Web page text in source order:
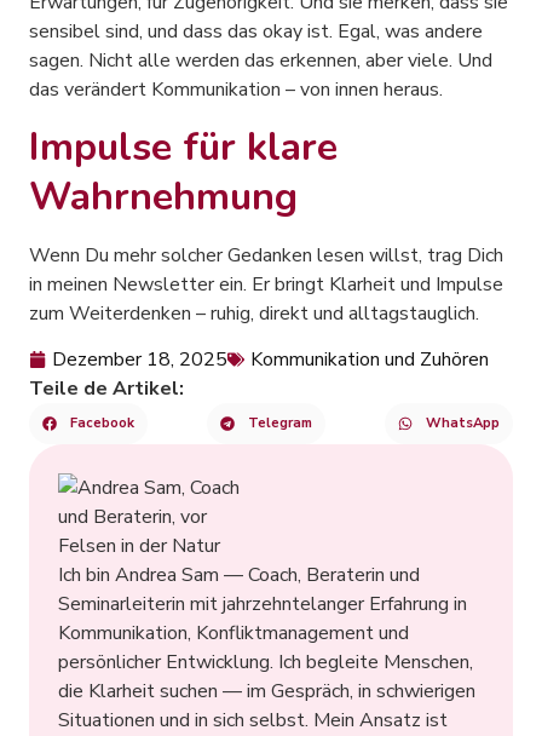
sensibel sind, und dass das okay ist. Egal, was andere
sagen. Nicht alle werden das erkennen, aber viele. Und
das verändert Kommunikation – von innen heraus.
Impulse für klare
Wahrnehmung
Wenn Du mehr solcher Gedanken lesen willst, trag Dich
in meinen Newsletter ein. Er bringt Klarheit und Impulse
zum Weiterdenken – ruhig, direkt und alltagstauglich.
Dezember 18, 2025
Kommunikation und Zuhören
Teile de Artikel:
Facebook Telegram WhatsApp
Ich bin Andrea Sam — Coach, Beraterin und
Seminarleiterin mit jahrzehntelanger Erfahrung in
Kommunikation, Konfliktmanagement und
persönlicher Entwicklung. Ich begleite Menschen,
die Klarheit suchen — im Gespräch, in schwierigen
Situationen und in sich selbst. Mein Ansatz ist